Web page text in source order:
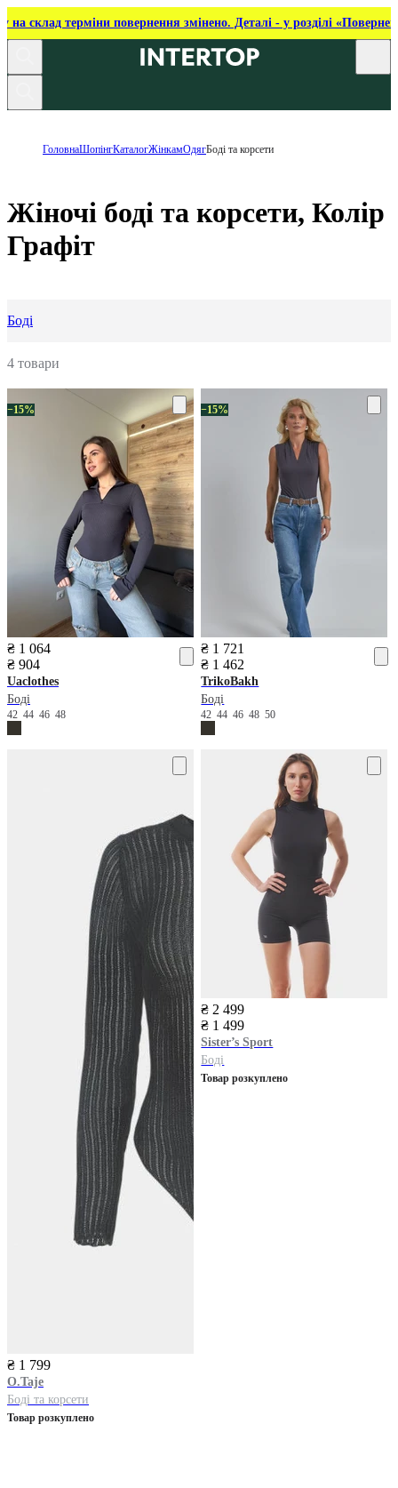
на склад терміни повернення змінено. Деталі - у розділі
ГоловнаШопінгКаталогЖінкамОдягБоді та корсети
Жіночі боді та корсети, Колір
Графіт
Боді
4 товари
−15%
₴ 1 064
₴ 904
Uaclothes
Боді
42 44 46 48
−15%
₴ 1 721
₴ 1 462
TrikoBakh
Боді
4244464850
₴ 1 799
O.Taje
Боді та корсети
Товар розкуплено
₴ 2 499
₴ 1 499
Sister’s Sport
Боді
Товар розкуплено